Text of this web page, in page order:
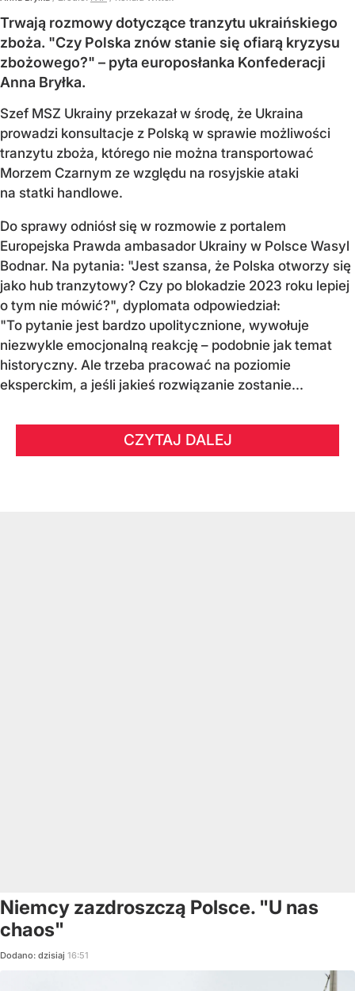
Trwają rozmowy dotyczące tranzytu ukraińskiego
zboża. "Czy Polska znów stanie się ofiarą kryzysu
zbożowego?" – pyta europosłanka Konfederacji
Anna Bryłka.
Szef MSZ Ukrainy przekazał w środę, że Ukraina
prowadzi konsultacje z Polską w sprawie możliwości
tranzytu zboża, którego nie można transportować
Morzem Czarnym ze względu na rosyjskie ataki
na statki handlowe.
Do sprawy odniósł się w rozmowie z portalem
Europejska Prawda ambasador Ukrainy w Polsce Wasyl
Bodnar. Na pytania: "Jest szansa, że Polska otworzy się
jako hub tranzytowy? Czy po blokadzie 2023 roku lepiej
o tym nie mówić?", dyplomata odpowiedział:
"To pytanie jest bardzo upolitycznione, wywołuje
niezwykle emocjonalną reakcję – podobnie jak temat
historyczny. Ale trzeba pracować na poziomie
eksperckim, a jeśli jakieś rozwiązanie zostanie...
CZYTAJ DALEJ
Niemcy zazdroszczą Polsce. "U nas
chaos"
Dodano: dzisiaj 16:51